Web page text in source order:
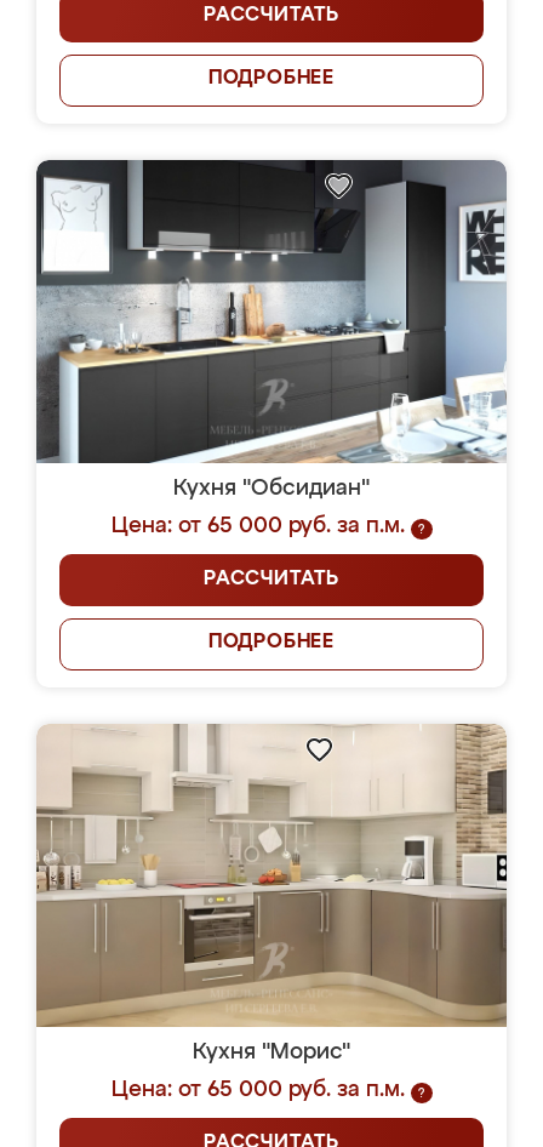
РАССЧИТАТЬ
ПОДРОБНЕЕ
Кухня "Обсидиан"
Цена: от 65 000 руб. за п.м.
?
РАССЧИТАТЬ
ПОДРОБНЕЕ
Кухня "Морис"
Цена: от 65 000 руб. за п.м.
?